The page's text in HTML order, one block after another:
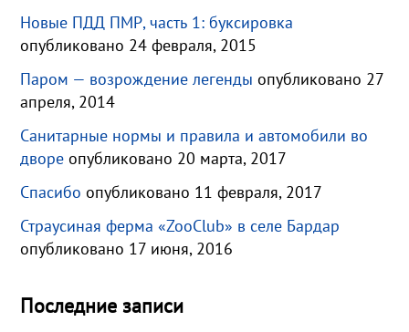
Новые ПДД ПМР, часть 1: буксировка
опубликовано 24 февраля, 2015
Паром — возрождение легенды опубликовано 27
апреля, 2014
Санитарные нормы и правила и автомобили во
дворе опубликовано 20 марта, 2017
Спасибо опубликовано 11 февраля, 2017
Страусиная ферма «ZooClub» в селе Бардар
опубликовано 17 июня, 2016
Последние записи